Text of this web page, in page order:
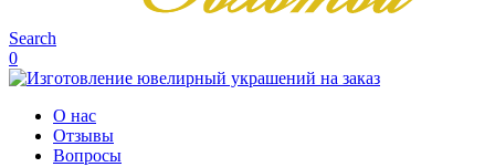
Search
0
О нас
Отзывы
Вопросы